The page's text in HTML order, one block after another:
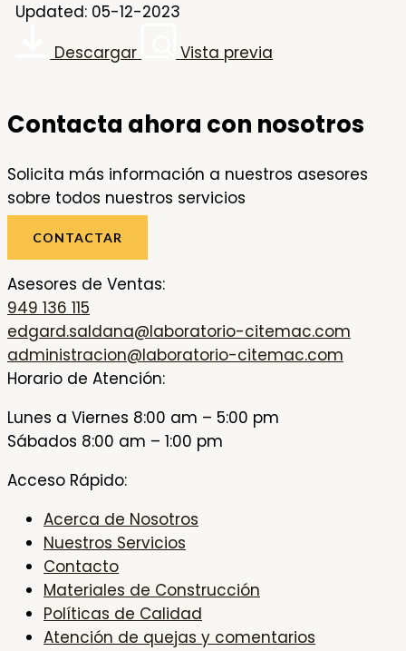
Updated: 05-12-2023
Descargar
Vista previa
Contacta ahora con nosotros
Solicita más información a nuestros asesores
sobre todos nuestros servicios
CONTACTAR
Asesores de Ventas:
949 136 115
edgard.saldana@laboratorio-citemac.com
administracion@laboratorio-citemac.com
Horario de Atención:
Lunes a Viernes 8:00 am – 5:00 pm
Sábados 8:00 am – 1:00 pm
Acceso Rápido:
Acerca de Nosotros
Nuestros Servicios
Contacto
Materiales de Construcción
Políticas de Calidad
Atención de quejas y comentarios